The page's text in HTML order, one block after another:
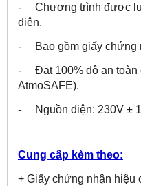
- Chương trình được
điện.
- Bao gồm giấy chứng
- Đạt 100% độ an toàn
AtmoSAFE).
- Nguồn điện: 230V ±
Cung cấp kèm theo:
+ Giấy chứng nhận hiệu